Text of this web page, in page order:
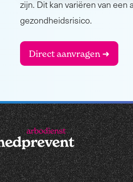
zijn. Dit kan variëren van
gezondheidsrisico.
Direct aanvragen ➜